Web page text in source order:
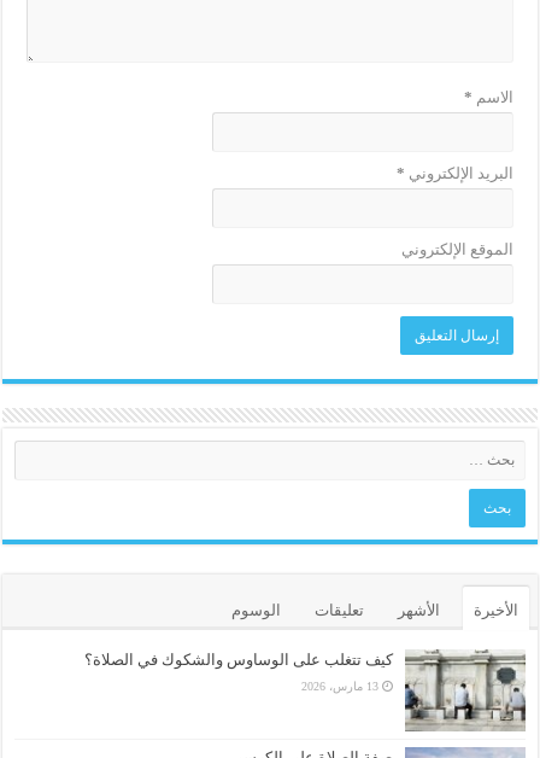
الاسم *
البريد الإلكتروني *
الموقع الإلكتروني
الأخيرة الأشهر تعليقات الوسوم
كيف تتغلب على الوساوس والشكوك في الصلاة؟
13 مارس، 2026